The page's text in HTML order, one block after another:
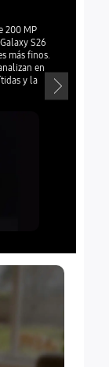
200 MP
S26
más finos.
en
y la